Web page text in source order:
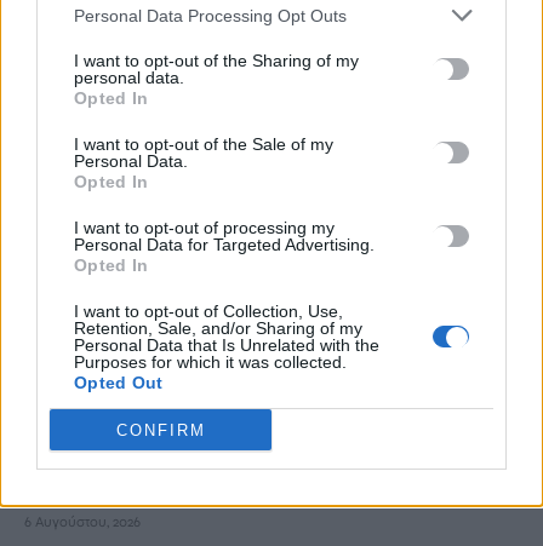
Personal Data Processing Opt Outs
I want to opt-out of the Sharing of my
personal data.
Opted In
I want to opt-out of the Sale of my
Personal Data.
Opted In
I want to opt-out of processing my
Personal Data for Targeted Advertising.
Opted In
I want to opt-out of Collection, Use,
Retention, Sale, and/or Sharing of my
Personal Data that Is Unrelated with the
Purposes for which it was collected.
Opted Out
CONFIRM
6 Αυγούστου, 2026
Ντύθηκε «Χάρος» και ανέβηκε στην οροφή νοσοκομείου
Guardian: Έτοιμο το πρώτο κατασκευαστικό συμβόλαιο στη
6 Αυγούστου, 2026
Δολοφονία Βρετανίδας στην Κυψέλη: «Τότε άρχισα να τον
υποψιάζομαι» -Όσα αποκάλυψε στις Aρχές η σύζυγος του
Αφγανού
6 Αυγούστου, 2026
Γερμανία: Τουλάχιστον 25 τραυματίες από σύγκρουση δύο
6 Αυγούστου, 2026